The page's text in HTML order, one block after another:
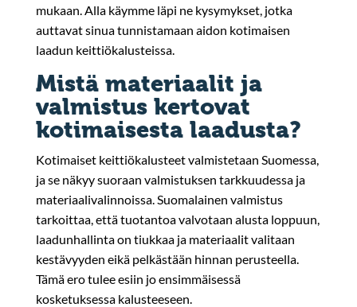
mukaan. Alla käymme läpi ne kysymykset, jotka
auttavat sinua tunnistamaan aidon kotimaisen
laadun keittiökalusteissa.
Mistä materiaalit ja
valmistus kertovat
kotimaisesta laadusta?
Kotimaiset keittiökalusteet valmistetaan Suomessa,
ja se näkyy suoraan valmistuksen tarkkuudessa ja
materiaalivalinnoissa. Suomalainen valmistus
tarkoittaa, että tuotantoa valvotaan alusta loppuun,
laadunhallinta on tiukkaa ja materiaalit valitaan
kestävyyden eikä pelkästään hinnan perusteella.
Tämä ero tulee esiin jo ensimmäisessä
kosketuksessa kalusteeseen.